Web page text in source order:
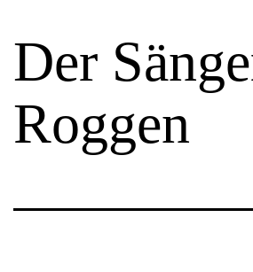
Der
Roggen